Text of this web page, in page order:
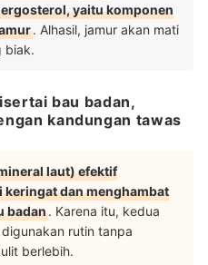
yaitu komponen
. Alhasil, jamur akan mati
biak.
bau badan,
kandungan tawas
laut) efektif
dan menghambat
badan. Karena itu, kedua
rutin tanpa
berlebih.